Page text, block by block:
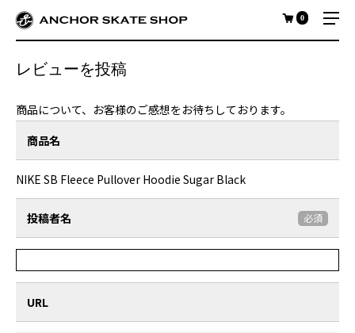
0
レビューを投稿
商品について、お客様のご感想をお待ちしております。
商品名
NIKE SB Fleece Pullover Hoodie Sugar Black
投稿者名 必須
URL